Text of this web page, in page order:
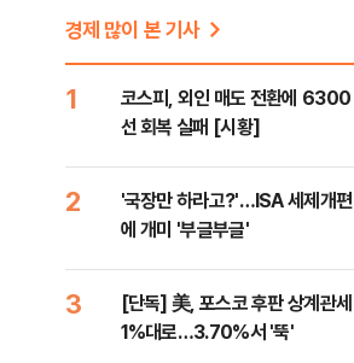
경제 많이 본 기사
1
코스피, 외인 매도 전환에 6300
선 회복 실패 [시황]
2
'국장만 하라고?'…ISA 세제개편
에 개미 '부글부글'
3
[단독] 美, 포스코 후판 상계관세
1%대로…3.70%서 '뚝'